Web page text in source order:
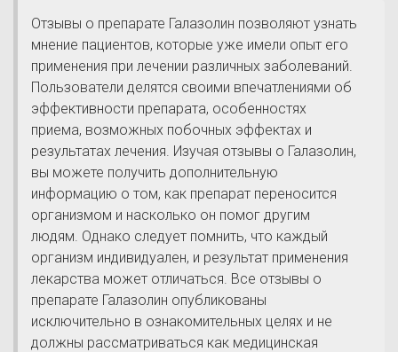
Отзывы о препарате Галазолин позволяют узнать
мнение пациентов, которые уже имели опыт его
применения при лечении различных заболеваний.
Пользователи делятся своими впечатлениями об
эффективности препарата, особенностях
приема, возможных побочных эффектах и
результатах лечения. Изучая отзывы о Галазолин,
вы можете получить дополнительную
информацию о том, как препарат переносится
организмом и насколько он помог другим
людям. Однако следует помнить, что каждый
организм индивидуален, и результат применения
лекарства может отличаться. Все отзывы о
препарате Галазолин опубликованы
исключительно в ознакомительных целях и не
должны рассматриваться как медицинская